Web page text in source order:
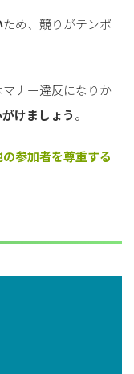
ため、競りがテンポ
ナー違反になりか
けましょう。
の参加者を尊重する